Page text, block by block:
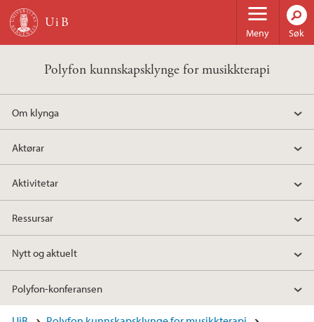
Hopp til hovedinnhold
Meny Søk
Polyfon kunnskapsklynge for musikkterapi
Om klynga
Aktørar
Aktivitetar
Ressursar
Nytt og aktuelt
Polyfon-konferansen